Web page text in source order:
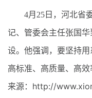
4月25日，河北省委
记、管委会主任张国
设。他强调，要坚持用
高标准、高质量、高效
来源：http://